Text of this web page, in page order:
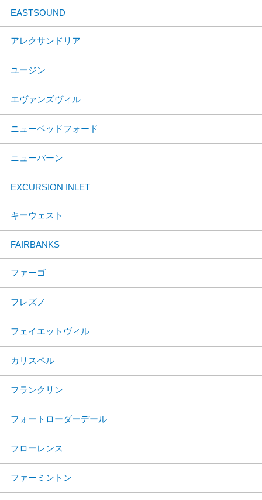
EASTSOUND
アレクサンドリア
ユージン
エヴァンズヴィル
ニューベッドフォード
ニューバーン
EXCURSION INLET
キーウェスト
FAIRBANKS
ファーゴ
フレズノ
フェイエットヴィル
カリスペル
フランクリン
フォートローダーデール
フローレンス
ファーミントン